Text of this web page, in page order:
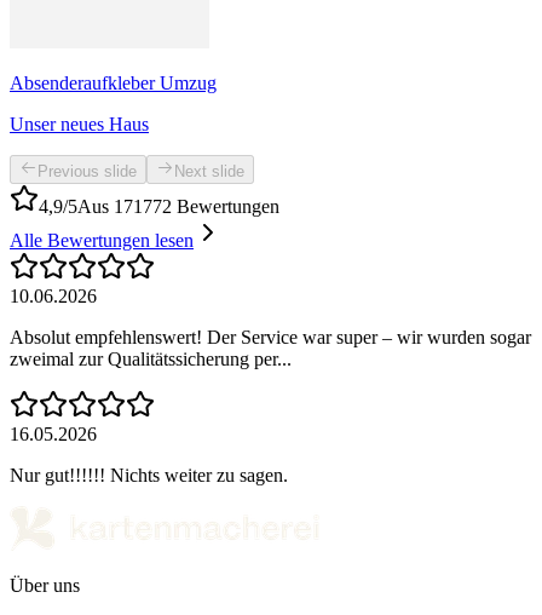
Absenderaufkleber Umzug
Unser neues Haus
Previous slide Next slide
4,9/5Aus 171772 Bewertungen
Alle Bewertungen lesen
10.06.2026
Absolut empfehlenswert! Der Service war super – wir wurden sogar
zweimal zur Qualitätssicherung per...
16.05.2026
Nur gut!!!!!! Nichts weiter zu sagen.
Über uns